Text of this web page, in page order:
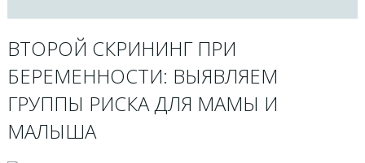
ВТОРОЙ СКРИНИНГ ПРИ
БЕРЕМЕННОСТИ: ВЫЯВЛЯЕМ
ГРУППЫ РИСКА ДЛЯ МАМЫ И
МАЛЫША